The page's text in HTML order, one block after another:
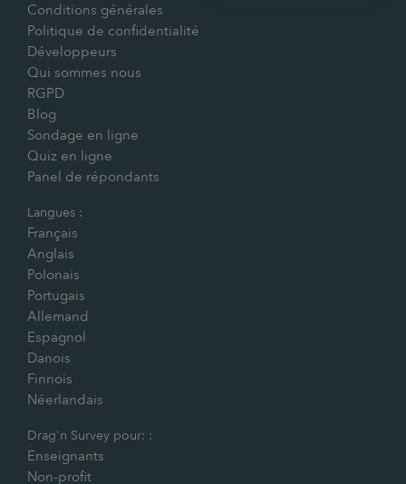
Conditions générales
Politique de confidentialité
Développeurs
Qui sommes nous
RGPD
Blog
Sondage en ligne
Quiz en ligne
Panel de répondants
Langues :
Français
Anglais
Polonais
Portugais
Allemand
Espagnol
Danois
Finnois
Néerlandais
Drag'n Survey pour: :
Enseignants
Non-profit